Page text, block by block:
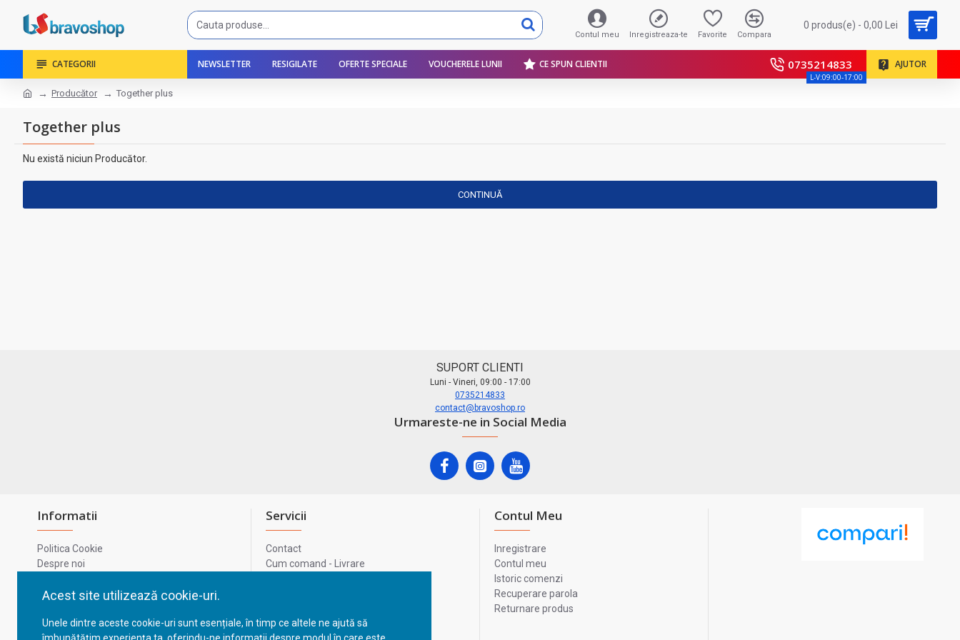
Acest site utilizează cookie-uri.
Unele dintre aceste cookie-uri sunt esențiale, în timp ce altele ne ajută să
Contul meu Inregistreaza-te Favorite Compara
0 produs(e) - 0,00 Lei
CATEGORII NEWSLETTER RESIGILATE OFERTE SPECIALE VOUCHERELE LUNII CE SPUN CLIENTII 0735214833
L-V:09:00-17:00
AJUTOR
Producător Together plus
Together plus
Nu există niciun Producător.
CONTINUĂ
SUPORT CLIENTI
Luni - Vineri, 09:00 - 17:00
0735214833
contact@bravoshop.ro
Urmareste-ne in Social Media
Informatii
Politica Cookie
Despre noi
Confidentialitate
GDPR - Datele tale
Servicii
Contact
Cum comand - Livrare
ANPC
Contul Meu
Inregistrare
Contul meu
Istoric comenzi
Recuperare parola
Returnare produs